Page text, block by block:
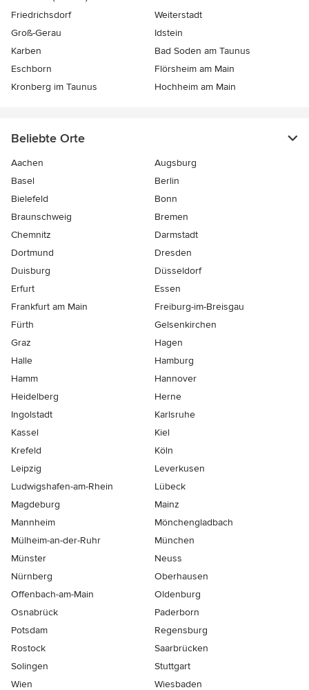
Friedrichsdorf
Weiterstadt
Groß-Gerau
Idstein
Karben
Bad Soden am Taunus
Eschborn
Flörsheim am Main
Kronberg im Taunus
Hochheim am Main
Beliebte Orte
Aachen
Augsburg
Basel
Berlin
Bielefeld
Bonn
Braunschweig
Bremen
Chemnitz
Darmstadt
Dortmund
Dresden
Duisburg
Düsseldorf
Erfurt
Essen
Frankfurt am Main
Freiburg-im-Breisgau
Fürth
Gelsenkirchen
Graz
Hagen
Halle
Hamburg
Hamm
Hannover
Heidelberg
Herne
Ingolstadt
Karlsruhe
Kassel
Kiel
Krefeld
Köln
Leipzig
Leverkusen
Ludwigshafen-am-Rhein
Lübeck
Magdeburg
Mainz
Mannheim
Mönchen­gladbach
Mülheim-an-der-Ruhr
München
Münster
Neuss
Nürnberg
Oberhausen
Offenbach-am-Main
Oldenburg
Osnabrück
Paderborn
Potsdam
Regensburg
Rostock
Saarbrücken
Solingen
Stuttgart
Wien
Wiesbaden